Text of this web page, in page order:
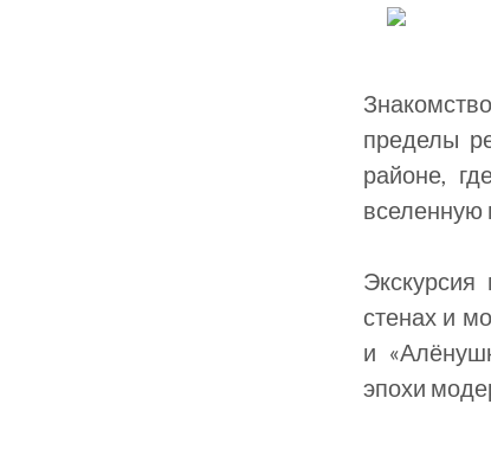
пределы
районе,
вселенную
стенах и
и
эпохи